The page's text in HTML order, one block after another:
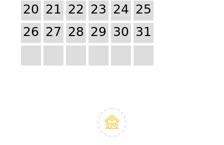
20 21 22 23 24 25
26 27 28 29 30 31